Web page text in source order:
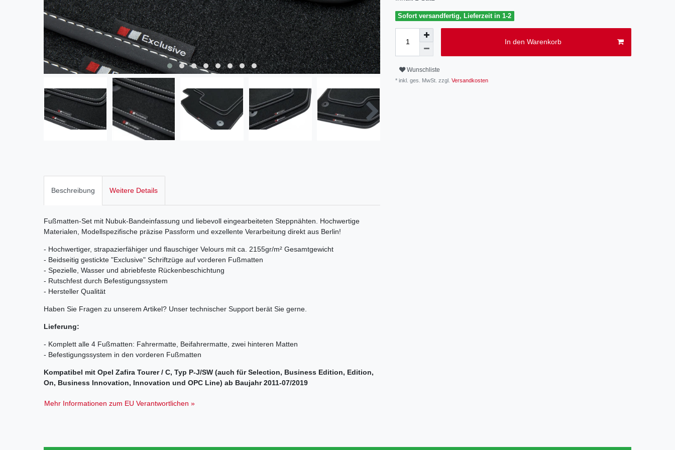
Sofort versandfertig, Lieferzeit in 1-2
In den Warenkorb
Wunschliste
* inkl. ges. MwSt. zzgl. Versandkosten
Beschreibung Weitere Details
Fußmatten-Set mit Nubuk-Bandeinfassung und liebevoll eingearbeiteten Steppnähten. Hochwertige
Materialen, Modellspezifische präzise Passform und exzellente Verarbeitung direkt aus Berlin!
- Hochwertiger, strapazierfähiger und flauschiger Velours mit ca. 2155gr/m² Gesamtgewicht
- Beidseitig gestickte "Exclusive" Schriftzüge auf vorderen Fußmatten
- Spezielle, Wasser und abriebfeste Rückenbeschichtung
- Rutschfest durch Befestigungssystem
- Hersteller Qualität
Haben Sie Fragen zu unserem Artikel? Unser technischer Support berät Sie gerne.
Lieferung:
- Komplett alle 4 Fußmatten: Fahrermatte, Beifahrermatte, zwei hinteren Matten
- Befestigungssystem in den vorderen Fußmatten
Kompatibel mit Opel Zafira Tourer / C, Typ P-J/SW (auch für Selection, Business Edition, Edition,
On, Business Innovation, Innovation und OPC Line) ab Baujahr 2011-07/2019
Mehr Informationen zum EU Verantwortlichen »